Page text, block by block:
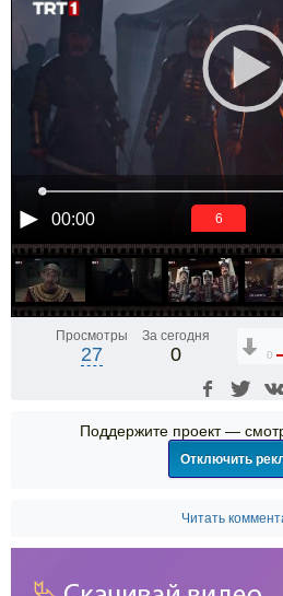
00:00 6
Просмотры
27
За сегодня
0 0
Поддержите проект —
Отключить
Читать